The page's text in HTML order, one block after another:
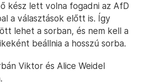
kész lett volna fogadni az AfD
a választások előtt is. Így
lehet a sorban, és nem kell a
beállnia a hosszú sorba.
Viktor és Alice Weidel